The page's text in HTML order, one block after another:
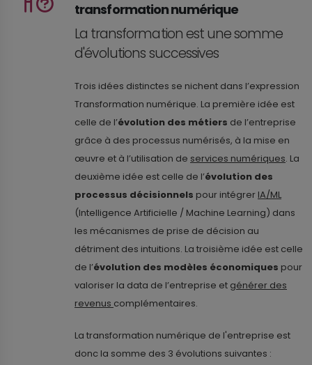
transformation numérique
La transformation est une somme
d'évolutions successives
Trois idées distinctes se nichent dans l’expression
Transformation numérique. La première idée est
celle de l’évolution des métiers de l’entreprise
grâce à des processus numérisés, à la mise en
œuvre et à l’utilisation de services numériques. La
deuxième idée est celle de l’évolution des
processus décisionnels pour intégrer IA/ML
(Intelligence Artificielle / Machine Learning) dans
les mécanismes de prise de décision au
détriment des intuitions. La troisième idée est celle
de l’évolution des modèles économiques pour
valoriser la data de l’entreprise et générer des
revenus complémentaires.
La transformation numérique de l'entreprise est
donc la somme des 3 évolutions suivantes :